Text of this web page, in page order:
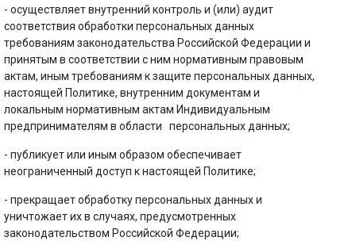
- осуществляет внутренний контроль и (или) аудит
соответствия обработки персональных данных
требованиям законодательства Российской Федерации и
принятым в соответствии с ним нормативным правовым
актам, иным требованиям к защите персональных данных,
настоящей Политике, внутренним документам и
локальным нормативным актам Индивидуальным
предпринимателям в области персональных данных;
- публикует или иным образом обеспечивает
неограниченный доступ к настоящей Политике;
- прекращает обработку персональных данных и
уничтожает их в случаях, предусмотренных
законодательством Российской Федерации;